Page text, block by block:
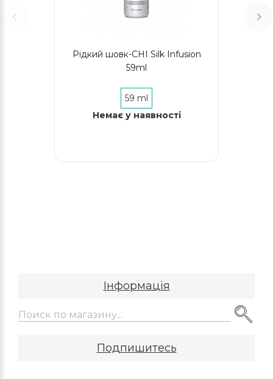
Рідкий шовк-CHI Silk Infusion
59ml
59 ml
Немає у наявності
Інформація
Подпишитесь